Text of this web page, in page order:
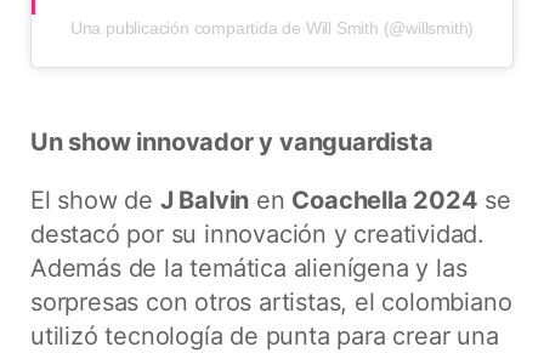
Una publicación compartida de Will Smith (@willsmith)
Un show innovador y vanguardista
El show de J Balvin en Coachella 2024 se
destacó por su innovación y creatividad.
Además de la temática alienígena y las
sorpresas con otros artistas, el colombiano
utilizó tecnología de punta para crear una